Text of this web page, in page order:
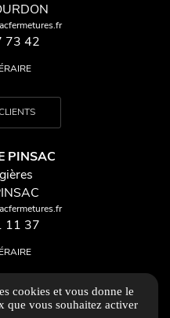
73 42
PINSAC
11 37
cookies et vous donne le
que vous souhaitez activer